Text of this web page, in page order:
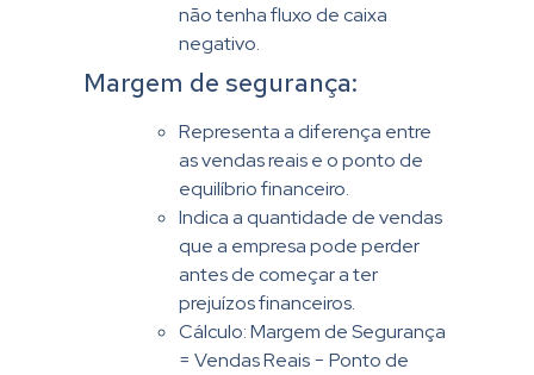
não tenha fluxo de caixa
negativo.
Margem de segurança:
Representa a diferença entre
as vendas reais e o ponto de
equilíbrio financeiro.
Indica a quantidade de vendas
que a empresa pode perder
antes de começar a ter
prejuízos financeiros.
Cálculo: Margem de Segurança
= Vendas Reais − Ponto de